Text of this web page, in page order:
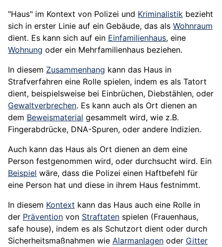
"Haus" im Kontext von Polizei und Kriminalistik bezieht
sich in erster Linie auf ein Gebäude, das als Wohnraum
dient. Es kann sich auf ein Einfamilienhaus, eine
Wohnung oder ein Mehrfamilienhaus beziehen.
In diesem Zusammenhang kann das Haus in
Strafverfahren eine Rolle spielen, indem es als Tatort
dient, beispielsweise bei Einbrüchen, Diebstählen, oder
Gewaltverbrechen. Es kann auch als Ort dienen an
dem Beweismaterial gesammelt wird, wie z.B.
Fingerabdrücke, DNA-Spuren, oder andere Indizien.
Auch kann das Haus als Ort dienen an dem eine
Person festgenommen wird, oder durchsucht wird. Ein
Beispiel wäre, dass die Polizei einen Haftbefehl für
eine Person hat und diese in ihrem Haus festnimmt.
In diesem Kontext kann das Haus auch eine Rolle in
der Prävention von Straftaten spielen (Frauenhaus,
safe house), indem es als Schutzort dient oder durch
Sicherheitsmaßnahmen wie Alarmanlagen oder Gitter